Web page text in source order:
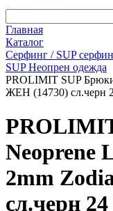
Главная
Каталог
Серфинг / SUP
SUP Неопрен одежда
PROLIMIT SUP
ЖЕН (14730) сл.черн
Neoprene
2mm
сл.черн